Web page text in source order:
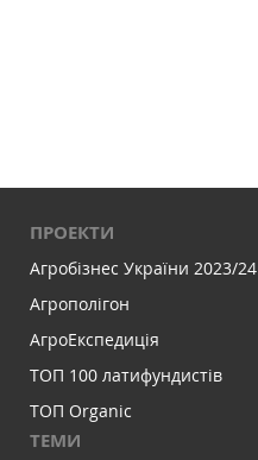
ПРОЕКТИ
Агробізнес України 2023/24
Агрополігон
АгроЕкспедиція
ТОП 100 латифундистів
ТОП Organic
ТЕМИ